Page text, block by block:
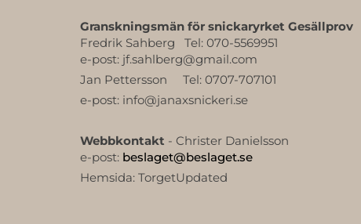
Granskningsmän för snickaryrket Gesällprov
Fredrik Sahberg Tel: 070-5569951
e-post: jf.sahlberg@gmail.com
Jan Pettersson Tel: 0707-707101
e-post: info@janaxsnickeri.se
Webbkontakt - Christer Danielsson
e-post: beslaget@beslaget.se
Hemsida: TorgetUpdated